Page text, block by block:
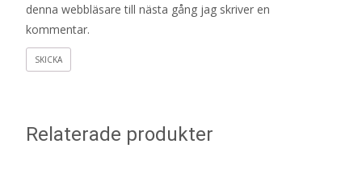
denna webbläsare till nästa gång jag skriver en
kommentar.
Relaterade produkter